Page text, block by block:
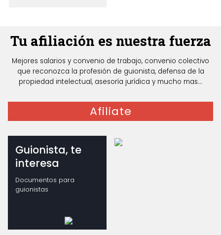
Tu afiliación es nuestra fuerza
Mejores salarios y convenio de trabajo, convenio colectivo
que reconozca la profesión de guionista, defensa de la
propiedad intelectual, asesoría jurídica y mucho mas...
Afiliate
Guionista, te
interesa
Documentos para
guionistas